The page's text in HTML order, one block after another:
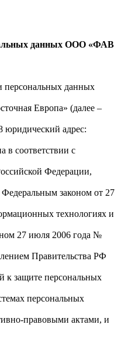
данных ООО «ФАВ
персональных данных
Европа» (далее –
юридический адрес:
в соответствии с
Федерации,
законом от 27
технологиях и
27 июля 2006 года №
Правительства РФ
к защите персональных
персональных
правовыми актами, и